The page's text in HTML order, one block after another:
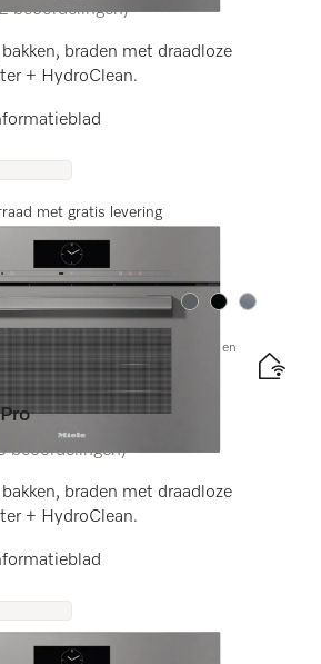
5
beoordelingen)
braden met draadloze
+ HydroClean.
Energielabel
met gratis levering
Kleur:Kleur:Kleur:
met aansluiting voor vers water en
beoordelingen)
braden met draadloze
+ HydroClean.
Energielabel
met gratis levering